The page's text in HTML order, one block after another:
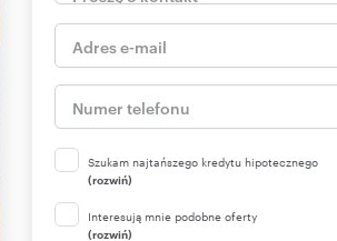
Szukam najtańszego kredytu hipotecznego
(rozwiń)
Interesują mnie podobne oferty
(rozwiń)